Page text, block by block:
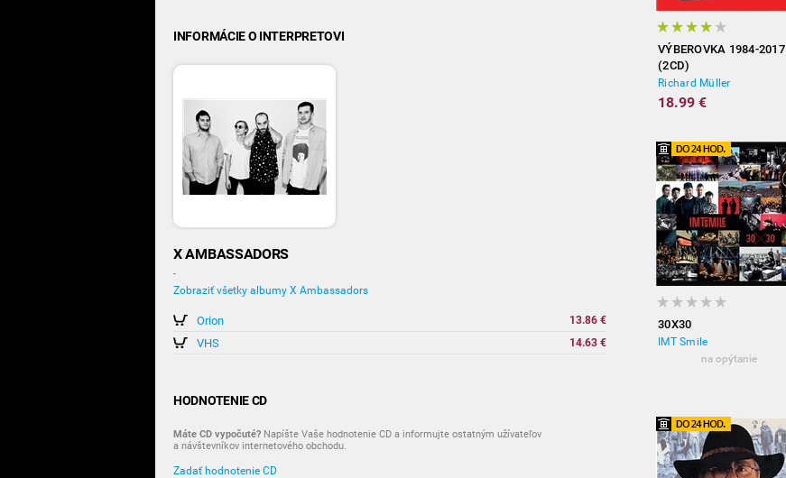
INFORMÁCIE O INTERPRETOVI
X AMBASSADORS
-
Zobraziť všetky albumy X Ambassadors
Orion 13.86 €
VHS 14.63 €
HODNOTENIE CD
Máte CD vypočuté? Napíšte Vaše hodnotenie CD a informujte ostatným užívateľov
a návštevníkov internetového obchodu.
Zadať hodnotenie CD
VÝBEROVKA 1984-2017
(2CD)
Richard Müller
18.99 €
30X30
IMT Smile
na opýtanie